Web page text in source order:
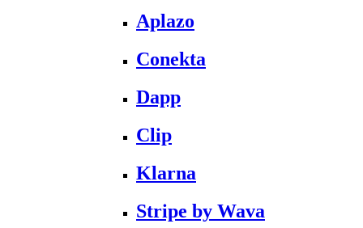
Aplazo
Conekta
Dapp
Clip
Klarna
Stripe by Wava